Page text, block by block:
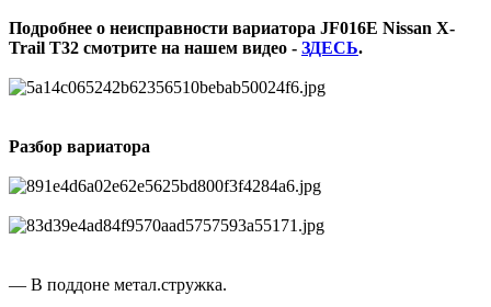
Подробнее о неисправности вариатора JF016E Nissan X-
Trail T32 смотрите на нашем видео - ЗДЕСЬ.
Разбор вариатора
— В поддоне метал.стружка.